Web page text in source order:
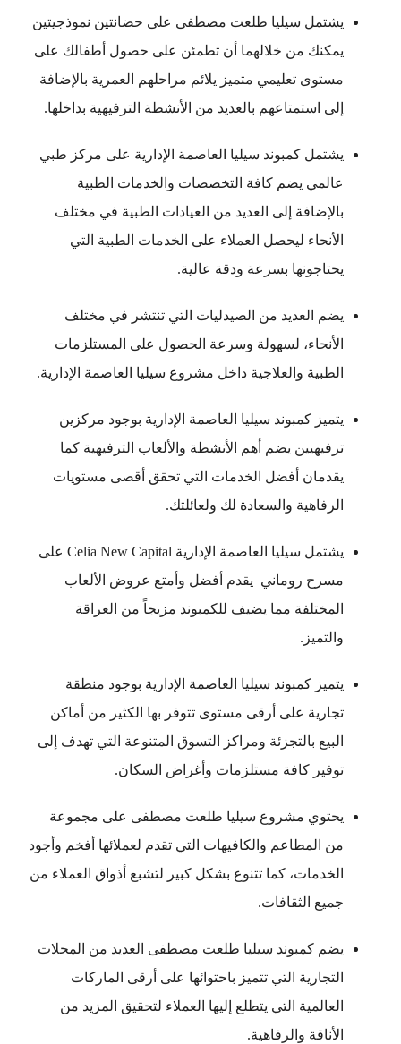
يشتمل سيليا طلعت مصطفى على حضانتين نموذجيتين
يمكنك من خلالهما أن تطمئن على حصول أطفالك على
مستوى تعليمي متميز يلائم مراحلهم العمرية بالإضافة
إلى استمتاعهم بالعديد من الأنشطة الترفيهية بداخلها.
يشتمل كمبوند سيليا العاصمة الإدارية على مركز طبي
عالمي يضم كافة التخصصات والخدمات الطبية
بالإضافة إلى العديد من العيادات الطبية في مختلف
الأنحاء ليحصل العملاء على الخدمات الطبية التي
يحتاجونها بسرعة ودقة عالية.
يضم العديد من الصيدليات التي تنتشر في مختلف
الأنحاء، لسهولة وسرعة الحصول على المستلزمات
الطبية والعلاجية داخل مشروع سيليا العاصمة الإدارية.
يتميز كمبوند سيليا العاصمة الإدارية بوجود مركزين
ترفيهيين يضم أهم الأنشطة والألعاب الترفيهية كما
يقدمان أفضل الخدمات التي تحقق أقصى مستويات
الرفاهية والسعادة لك ولعائلتك.
يشتمل سيليا العاصمة الإدارية Celia New Capital على
مسرح روماني يقدم أفضل وأمتع عروض الألعاب
المختلفة مما يضيف للكمبوند مزيجاً من العراقة
والتميز.
يتميز كمبوند سيليا العاصمة الإدارية بوجود منطقة
تجارية على أرقى مستوى تتوفر بها الكثير من أماكن
البيع بالتجزئة ومراكز التسوق المتنوعة التي تهدف إلى
توفير كافة مستلزمات وأغراض السكان.
يحتوي مشروع سيليا طلعت مصطفى على مجموعة
من المطاعم والكافيهات التي تقدم لعملائها أفخم وأجود
الخدمات، كما تتنوع بشكل كبير لتشبع أذواق العملاء من
جميع الثقافات.
يضم كمبوند سيليا طلعت مصطفى العديد من المحلات
التجارية التي تتميز باحتوائها على أرقى الماركات
العالمية التي يتطلع إليها العملاء لتحقيق المزيد من
الأناقة والرفاهية.